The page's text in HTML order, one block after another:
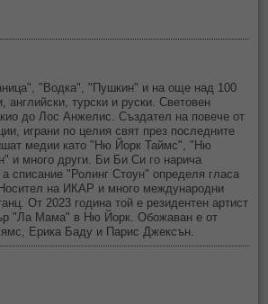
"Водка", "Пушкин" и на още над 100
английски, турски и руски. Световен
до Лос Анжелис. Създател на повече от
играни по целия свят през последните
медии като "Ню Йорк Таймс", "Ню
и много други. Би Би Си го нарича
списание "Ролинг Стоун" определя гласа
на ИКАР и много международни
От 2023 година той е резидентен артист
"Ла Мама" в Ню Йорк. Обожаван е от
Ерика Баду и Парис Джексън.